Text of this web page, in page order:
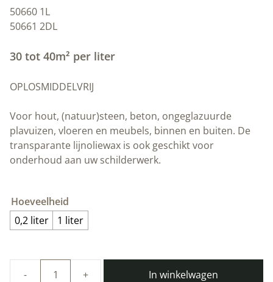
50660 1L
50661 2DL
30 tot 40m² per liter
OPLOSMIDDELVRIJ
Voor hout, (natuur)steen, beton, ongeglazuurde
plavuizen, vloeren en meubels, binnen en buiten. De
transparante lijnoliewax is ook geschikt voor
onderhoud aan uw schilderwerk.
Hoeveelheid
0,2 liter
1 liter
In winkelwagen